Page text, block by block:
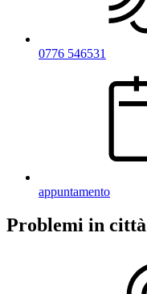
0776 546531
appuntamento
Problemi in città